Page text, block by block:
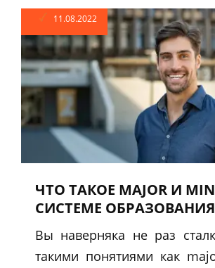
11.08.2022
ЧТО ТАКОЕ MAJOR И
СИСТЕМЕ
Вы наверняка не раз
такими понятиями как